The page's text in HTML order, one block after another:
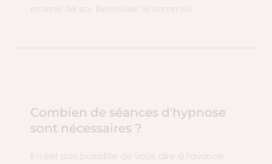
estime de soi. Retrouver le sommeil.
Combien de séances d'hypnose
sont nécessaires ?
Il n’est pas possible de vous dire à l’avance